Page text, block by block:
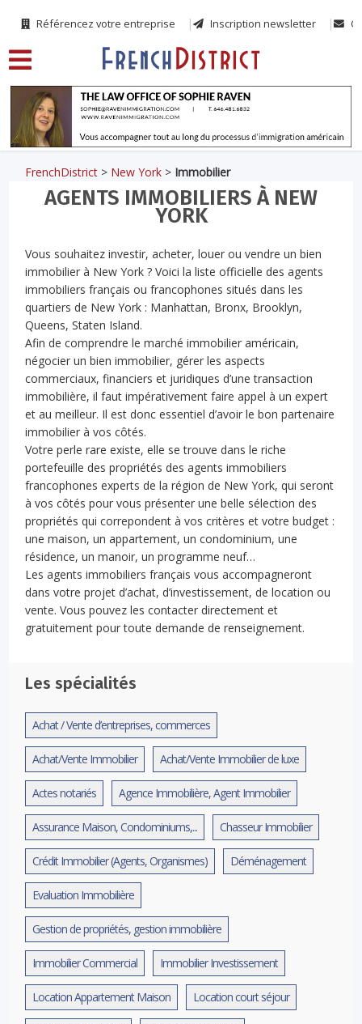
Référencez votre entreprise Inscription newsletter
FrenchDistrict > New York > Immobilier
AGENTS IMMOBILIERS À NEW
YORK
Vous souhaitez investir, acheter, louer ou vendre un bien
immobilier à New York ? Voici la liste officielle des agents
immobiliers français ou francophones situés dans les
quartiers de New York : Manhattan, Bronx, Brooklyn,
Queens, Staten Island.
Afin de comprendre le marché immobilier américain,
négocier un bien immobilier, gérer les aspects
commerciaux, financiers et juridiques d’une transaction
immobilière, il faut impérativement faire appel à un expert
et au meilleur. Il est donc essentiel d’avoir le bon partenaire
immobilier à vos côtés.
Votre perle rare existe, elle se trouve dans le riche
portefeuille des propriétés des agents immobiliers
francophones experts de la région de New York, qui seront
à vos côtés pour vous présenter une belle sélection des
propriétés qui correpondent à vos critères et votre budget :
une maison, un appartement, un condominium, une
résidence, un manoir, un programme neuf…
Les agents immobiliers français vous accompagneront
dans votre projet d’achat, d’investissement, de location ou
vente. Vous pouvez les contacter directement et
gratuitement pour toute demande de renseignement.
Les spécialités
Achat / Vente d’entreprises, commerces
Achat/Vente Immobilier Achat/Vente Immobilier de luxe
Actes notariés Agence Immobilière, Agent Immobilier
Assurance Maison, Condominiums,... Chasseur Immobilier
Crédit Immobilier (Agents, Organismes) Déménagement
Evaluation Immobilière
Gestion de propriétés, gestion immobilière
Immobilier Commercial Immobilier Investissement
Location Appartement Maison Location court séjour